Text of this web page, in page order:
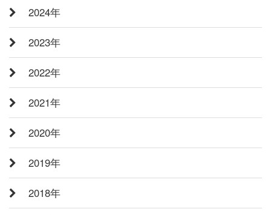
2024年
2023年
2022年
2021年
2020年
2019年
2018年